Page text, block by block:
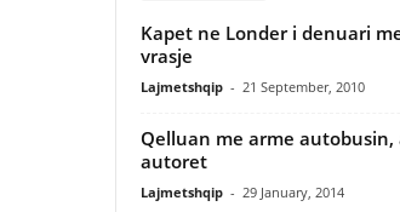
Kapet ne Londer i denuari
vrasje
Lajmetshqip - 21 September, 2010
Qelluan me arme
autoret
Lajmetshqip - 29 January, 2014